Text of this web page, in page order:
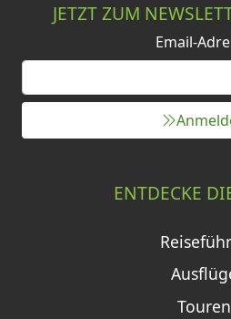
JETZT ZUM
Email-
ENTDECKE
Touren